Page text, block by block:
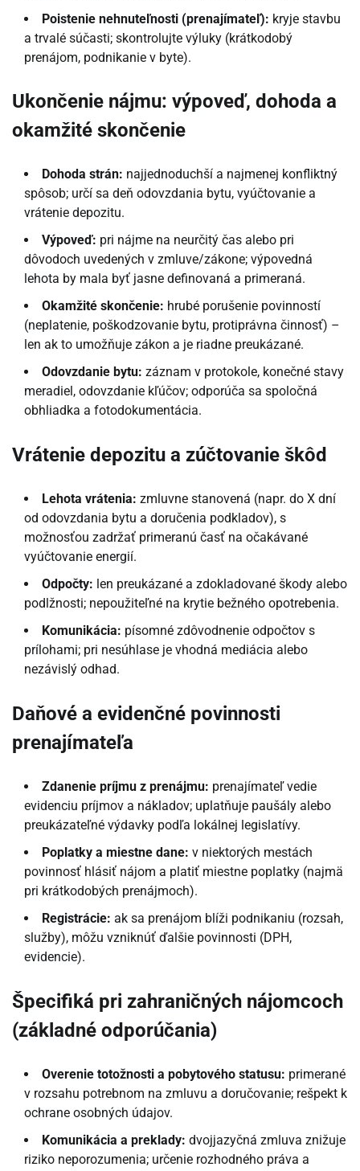
Poistenie nehnuteľnosti (prenajímateľ): kryje stavbu
a trvalé súčasti; skontrolujte výluky (krátkodobý
prenájom, podnikanie v byte).
Ukončenie nájmu: výpoveď, dohoda a
okamžité skončenie
Dohoda strán: najjednoduchší a najmenej konfliktný
spôsob; určí sa deň odovzdania bytu, vyúčtovanie a
vrátenie depozitu.
Výpoveď: pri nájme na neurčitý čas alebo pri
dôvodoch uvedených v zmluve/zákone; výpovedná
lehota by mala byť jasne definovaná a primeraná.
Okamžité skončenie: hrubé porušenie povinností
(neplatenie, poškodzovanie bytu, protiprávna činnosť) –
len ak to umožňuje zákon a je riadne preukázané.
Odovzdanie bytu: záznam v protokole, konečné stavy
meradiel, odovzdanie kľúčov; odporúča sa spoločná
obhliadka a fotodokumentácia.
Vrátenie depozitu a zúčtovanie škôd
Lehota vrátenia: zmluvne stanovená (napr. do X dní
od odovzdania bytu a doručenia podkladov), s
možnosťou zadržať primeranú časť na očakávané
vyúčtovanie energií.
Odpočty: len preukázané a zdokladované škody alebo
podlžnosti; nepoužiteľné na krytie bežného opotrebenia.
Komunikácia: písomné zdôvodnenie odpočtov s
prílohami; pri nesúhlase je vhodná mediácia alebo
nezávislý odhad.
Daňové a evidenčné povinnosti
prenajímateľa
Zdanenie príjmu z prenájmu: prenajímateľ vedie
evidenciu príjmov a nákladov; uplatňuje paušály alebo
preukázateľné výdavky podľa lokálnej legislatívy.
Poplatky a miestne dane: v niektorých mestách
povinnosť hlásiť nájom a platiť miestne poplatky (najmä
pri krátkodobých prenájmoch).
Registrácie: ak sa prenájom blíži podnikaniu (rozsah,
služby), môžu vzniknúť ďalšie povinnosti (DPH,
evidencie).
Špecifiká pri zahraničných nájomcoch
(základné odporúčania)
Overenie totožnosti a pobytového statusu: primerané
v rozsahu potrebnom na zmluvu a doručovanie; rešpekt k
ochrane osobných údajov.
Komunikácia a preklady: dvojjazyčná zmluva znižuje
riziko neporozumenia; určenie rozhodného práva a